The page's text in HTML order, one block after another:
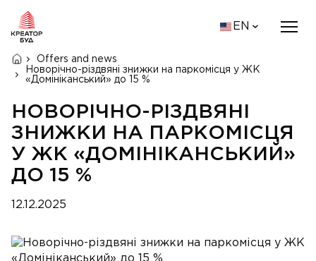
EN
Offers and news
Новорічно-різдвяні знижки на паркомісця у ЖК
«Домініканський» до 15 %
НОВОРІЧНО-РІЗДВЯНІ
ЗНИЖКИ НА ПАРКОМІСЦЯ
У ЖК «ДОМІНІКАНСЬКИЙ»
ДО 15 %
12.12.2025